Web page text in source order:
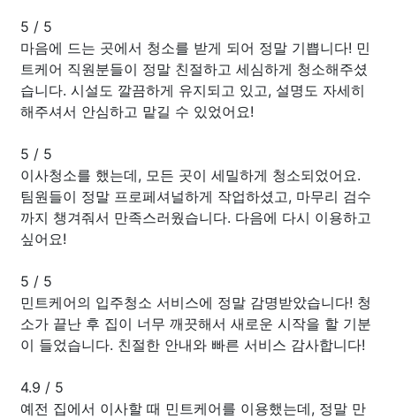
5 / 5
마음에 드는 곳에서 청소를 받게 되어 정말 기쁩니다! 민
트케어 직원분들이 정말 친절하고 세심하게 청소해주셨
습니다. 시설도 깔끔하게 유지되고 있고, 설명도 자세히
해주셔서 안심하고 맡길 수 있었어요!
5 / 5
이사청소를 했는데, 모든 곳이 세밀하게 청소되었어요.
팀원들이 정말 프로페셔널하게 작업하셨고, 마무리 검수
까지 챙겨줘서 만족스러웠습니다. 다음에 다시 이용하고
싶어요!
5 / 5
민트케어의 입주청소 서비스에 정말 감명받았습니다! 청
소가 끝난 후 집이 너무 깨끗해서 새로운 시작을 할 기분
이 들었습니다. 친절한 안내와 빠른 서비스 감사합니다!
4.9 / 5
예전 집에서 이사할 때 민트케어를 이용했는데, 정말 만